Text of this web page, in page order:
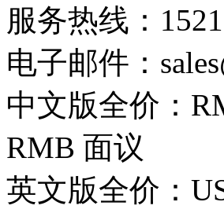
服务热线：
电子邮件：
中文版全价：
RMB 面议
英文版全价：